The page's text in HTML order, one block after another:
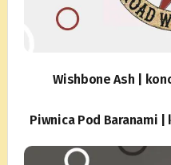
Wishbone Ash |
Piwnica Pod Baranami